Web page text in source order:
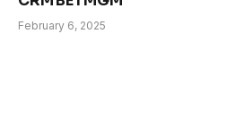
February 6, 2025